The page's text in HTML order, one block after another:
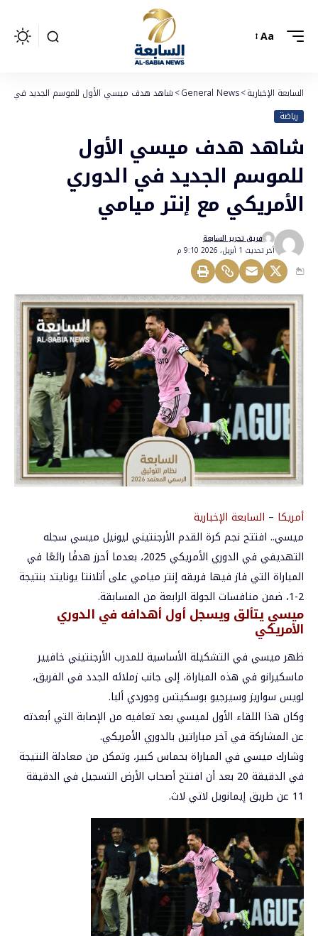
Aa
السابعة الإخبارية>
General News
>شاهد هدف ميسي الأول للموسم الجديد في
رياضة
شاهد هدف ميسي الأول
للموسم الجديد في الدوري
الأمريكي مع إنتر ميامي
أخر تحديث 1 أبريل، 2026 9:10 م
فريق تحرير السابعة
أمريكا – السابعة الإخبارية
ميسي.. افتتح نجم كرة القدم الأرجنتيني ليونيل ميسي سجله
التهديفي في الدوري الأمريكي 2025، بعدما أحرز هدفًا رائعًا في
المباراة التي فاز فيها فريقه إنتر ميامي على أتلانتا يونايتد بنتيجة
2-1، ضمن منافسات الجولة الرابعة من المسابقة.
ميسي يتألق ويسجل أول أهدافه في الدوري
الأمريكي
ظهر ميسي في التشكيلة الأساسية للمدرب الأرجنتيني خافيير
ماسكيرانو في هذه المباراة، إلى جانب زملائه الجدد في الفريق،
لويس سواريز وسيرجيو بوسكيتس وجوردي ألبا.
وكان هذا اللقاء الأول لميسي بعد تعافيه من الإصابة التي أبعدته
عن المشاركة في آخر مباراتين بالدوري الأمريكي.
وشارك ميسي في المباراة بحماس كبير، وتمكن من معادلة النتيجة
في الدقيقة 20 بعد أن افتتح أصحاب الأرض التسجيل في الدقيقة
11 عن طريق إيمانويل لاتي لاث.